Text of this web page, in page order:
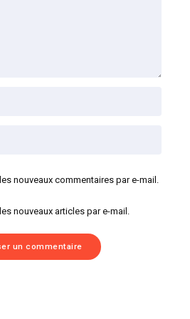
nouveaux commentaires par e-mail.
nouveaux articles par e-mail.